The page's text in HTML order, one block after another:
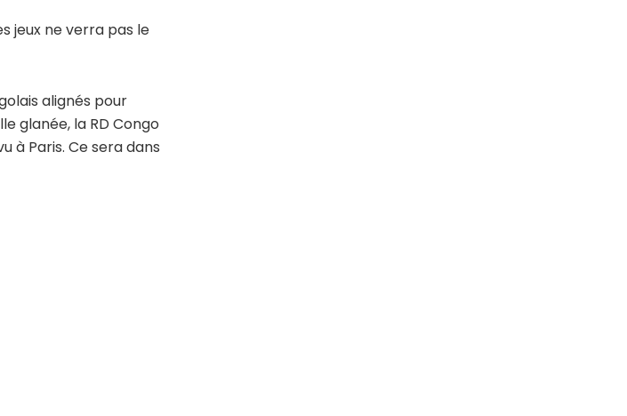
jeux ne verra pas le
alignés pour
glanée, la RD Congo
à Paris. Ce sera dans